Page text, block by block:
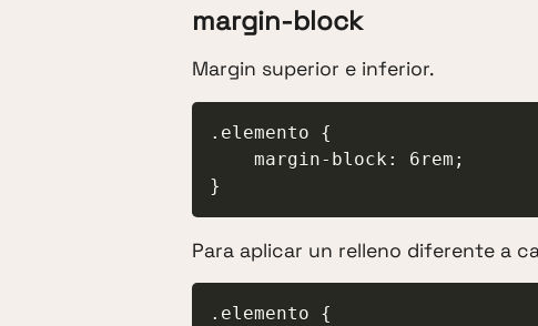
margin-block
Margin superior e inferior.
.elemento {
}
Para aplicar un relleno diferente a
.elemento {